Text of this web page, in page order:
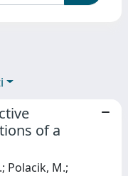
of a
Polacik, M.;